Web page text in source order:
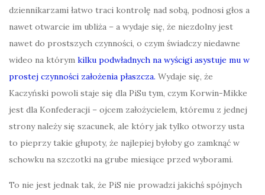
dziennikarzami łatwo traci kontrolę nad sobą, podnosi głos a
nawet otwarcie im ubliża – a wydaje się, że niezdolny jest
nawet do prostszych czynności, o czym świadczy niedawne
wideo na którym kilku podwładnych na wyścigi asystuje mu w
prostej czynności założenia płaszcza. Wydaje się, że
Kaczyński powoli staje się dla PiSu tym, czym Korwin-Mikke
jest dla Konfederacji – ojcem założycielem, któremu z jednej
strony należy się szacunek, ale który jak tylko otworzy usta
to pieprzy takie głupoty, że najlepiej byłoby go zamknąć w
schowku na szczotki na grube miesiące przed wyborami.
To nie jest jednak tak, że PiS nie prowadzi jakichś spójnych